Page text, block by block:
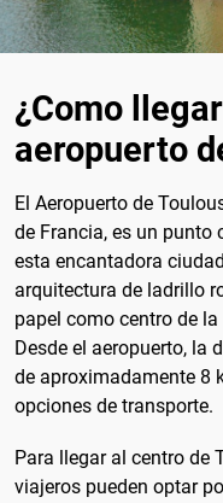
¿Como
aeropuerto
El Aeropuerto de
de Francia, es un punto
esta encantadora
arquitectura de ladrillo
papel como centro de
Desde el aeropuerto, la
de aproximadamente 8
opciones de transporte.
Para llegar al centro de
viajeros pueden optar